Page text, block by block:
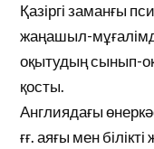
Қазіргі заманғы
жаңашыл-
оқытудың сынып-
қосты.
Англиядағы
ғғ. аяғы мен